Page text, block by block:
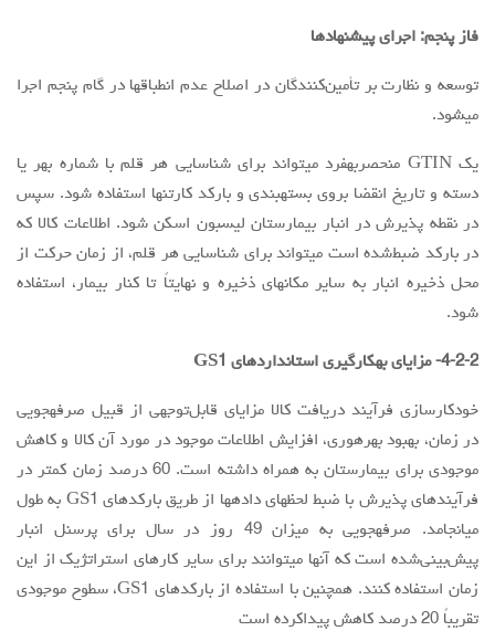
فاز پنجم: اجرای پیشنهاد‌ها
توسعه و نظارت بر تأمین‌کنندگان در اصلاح عدم انطباقها در گام پنجم اجرا
میشود.
یک GTIN منحصربهفرد میتواند برای شناسایی هر قلم با شماره بهر یا
دسته و تاریخ انقضا بروی بستهبندی و بارکد کارتنها استفاده شود. سپس
در نقطه پذیرش در انبار بیمارستان لیسبون اسکن شود. اطلاعات کالا که
در بارکد ضبط‌شده است میتواند برای شناسایی هر قلم، از زمان حرکت از
محل ذخیره انبار به سایر مکانهای ذخیره و نهایتاً تا کنار بیمار، استفاده
شود.
4-2-2- مزایای بهکارگیری استانداردهای GS1
خودکارسازی فرآیند دریافت کالا مزایای قابل‌توجهی از قبیل صرفهجویی
در زمان، بهبود بهرهوری، افزایش اطلاعات موجود در مورد آن کالا و کاهش
موجودی برای بیمارستان به همراه داشته است. 60 درصد زمان کمتر در
فرآیندهای پذیرش با ضبط لحظهای دادهها از طریق بارکدهای GS1 به طول
میانجامد. صرفهجویی به میزان 49 روز در سال برای پرسنل انبار
پیش‌بینی‌شده است که آنها میتوانند برای سایر کارهای استراتژیک از این
زمان استفاده کنند. همچنین با استفاده از بارکدهای GS1، سطوح موجودی
تقریباً 20 درصد کاهش پیداکرده است